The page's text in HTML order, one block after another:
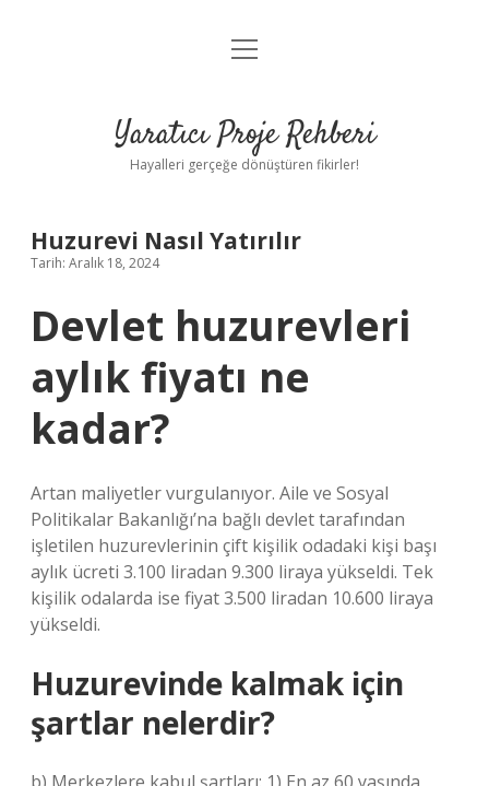
Anasayfa
Yasal Uyarı
menüyü
Yaratıcı Proje Rehberi
Hayalleri gerçeğe dönüştüren fikirler!
Huzurevi Nasıl Yatırılır
Tarih: Aralık 18, 2024
Devlet huzurevleri
aylık fiyatı ne
kadar?
Artan maliyetler vurgulanıyor. Aile ve Sosyal
Politikalar Bakanlığı’na bağlı devlet tarafından
işletilen huzurevlerinin çift kişilik odadaki kişi başı
aylık ücreti 3.100 liradan 9.300 liraya yükseldi. Tek
kişilik odalarda ise fiyat 3.500 liradan 10.600 liraya
yükseldi.
Huzurevinde kalmak için
şartlar nelerdir?